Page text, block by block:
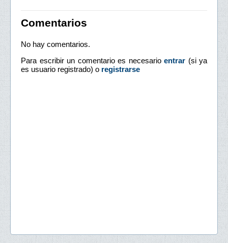
Comentarios
No hay comentarios.
Para escribir un comentario es necesario entrar (si ya
es usuario registrado) o registrarse